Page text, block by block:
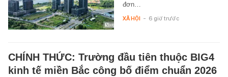
đơn…
XÃ HỘI - 6 giờ trước
CHÍNH THỨC: Trường đầu tiên thuộc BIG4
kinh tế miền Bắc công bố điểm chuẩn 2026